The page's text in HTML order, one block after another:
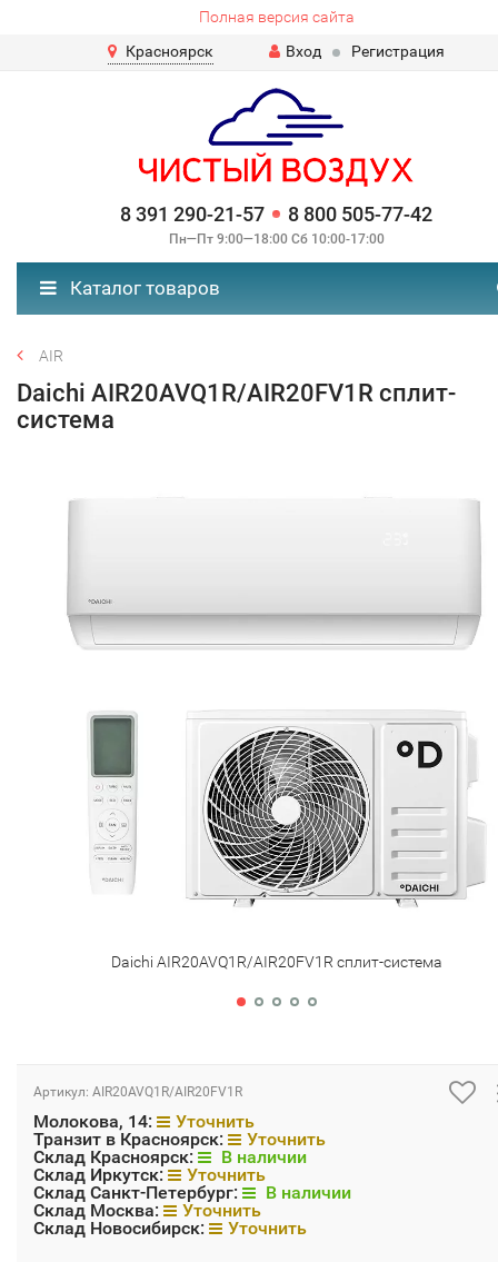
Полная версия сайта
Красноярск
Вход Регистрация
8 391 290-21-57 8 800 505-77-42
Пн—Пт 9:00—18:00 Сб 10:00-17:00
Каталог товаров
AIR
Daichi AIR20AVQ1R/AIR20FV1R сплит-
система
Daichi AIR20AVQ1R/AIR20FV1R сплит-система
Артикул: AIR20AVQ1R/AIR20FV1R
Молокова, 14:
Уточнить
Транзит в Красноярск:
Уточнить
Склад Красноярск:
В наличии
Склад Иркутск:
Уточнить
Склад Санкт-Петербург:
В наличии
Склад Москва:
Уточнить
Склад Новосибирск:
Уточнить